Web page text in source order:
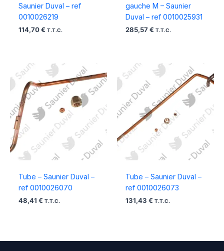
Saunier Duval – ref
0010026219
114,70 € T.T.C.
gauche M – Saunier
Duval – ref 0010025931
285,57 € T.T.C.
Tube – Saunier Duval –
ref 0010026070
48,41 € T.T.C.
Tube – Saunier Duval –
ref 0010026073
131,43 € T.T.C.